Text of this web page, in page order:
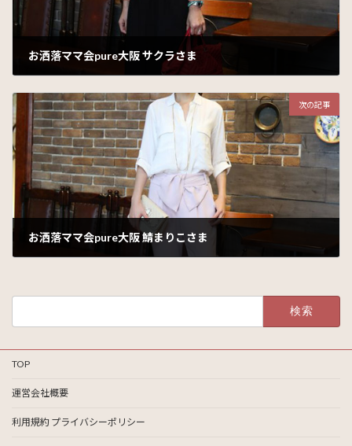
お洒落ママ会pure大阪 サクラさま
次の記事
お洒落ママ会pure大阪 鯖まりこさま
TOP
運営会社概要
利用規約 プライバシーポリシー